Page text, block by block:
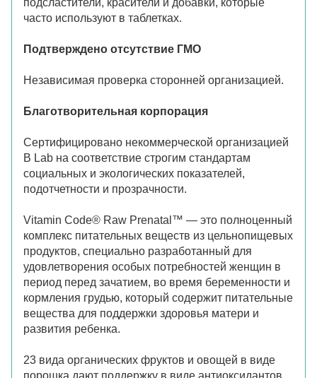
часто используют в таблетках.
Подтверждено отсутствие ГМО
Независимая проверка сторонней организацией.
Благотворительная корпорация
Сертифицировано некоммерческой организацией
B Lab на соответствие строгим стандартам
социальных и экологических показателей,
подотчетности и прозрачности.
Vitamin Code® Raw Prenatal™ — это полноценный
комплекс питательных веществ из цельнопищевых
продуктов, специально разработанный для
удовлетворения особых потребностей женщин в
период перед зачатием, во время беременности и
кормления грудью, который содержит питательные
вещества для поддержки здоровья матери и
развития ребенка.
23 вида органических фруктов и овощей в виде
порошка дают поддержку в виде антиоксидантов,